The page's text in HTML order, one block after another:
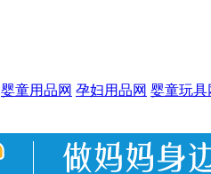
婴童用品网 孕妇用品网 婴童玩具